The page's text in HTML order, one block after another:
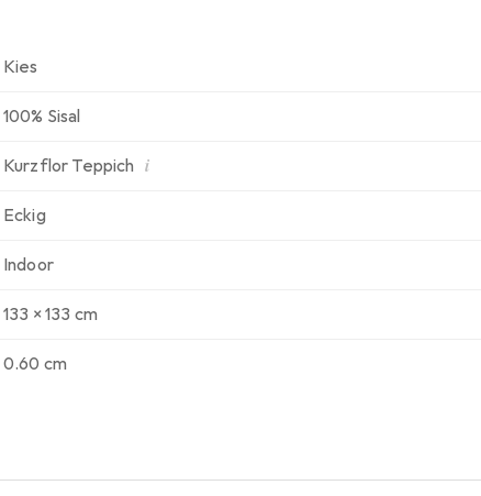
Kies
100% Sisal
Kurzflor Teppich i
Eckig
Indoor
133 x 133 cm
0.60 cm